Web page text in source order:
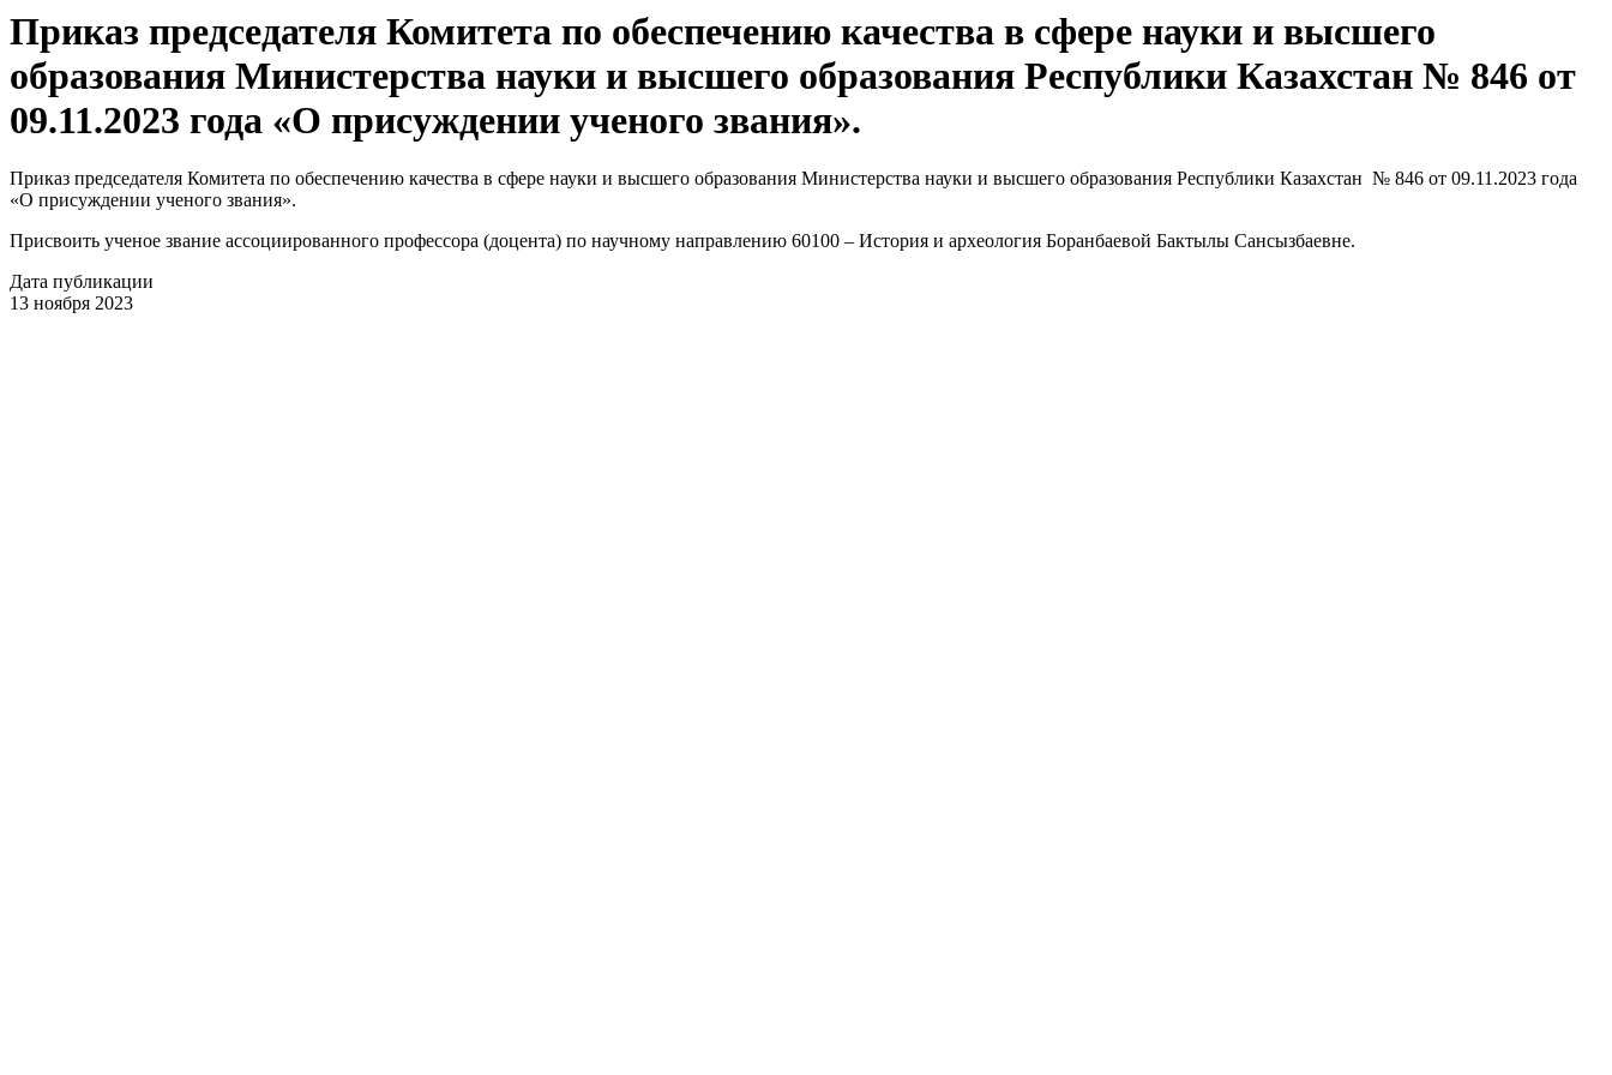
Приказ председателя Комитета по обеспечению качества в сфере науки и высшего
образования Министерства науки и высшего образования Республики Казахстан № 846 от
09.11.2023 года «О присуждении ученого звания».
Приказ председателя Комитета по обеспечению качества в сфере науки и высшего образования Министерства науки и высшего образования Республики Казахстан № 846 от 09.11.2023 года
«О присуждении ученого звания».
Присвоить ученое звание ассоциированного профессора (доцента) по научному направлению 60100 – История и археология Боранбаевой Бактылы Сансызбаевне.
Дата публикации
13 ноября 2023